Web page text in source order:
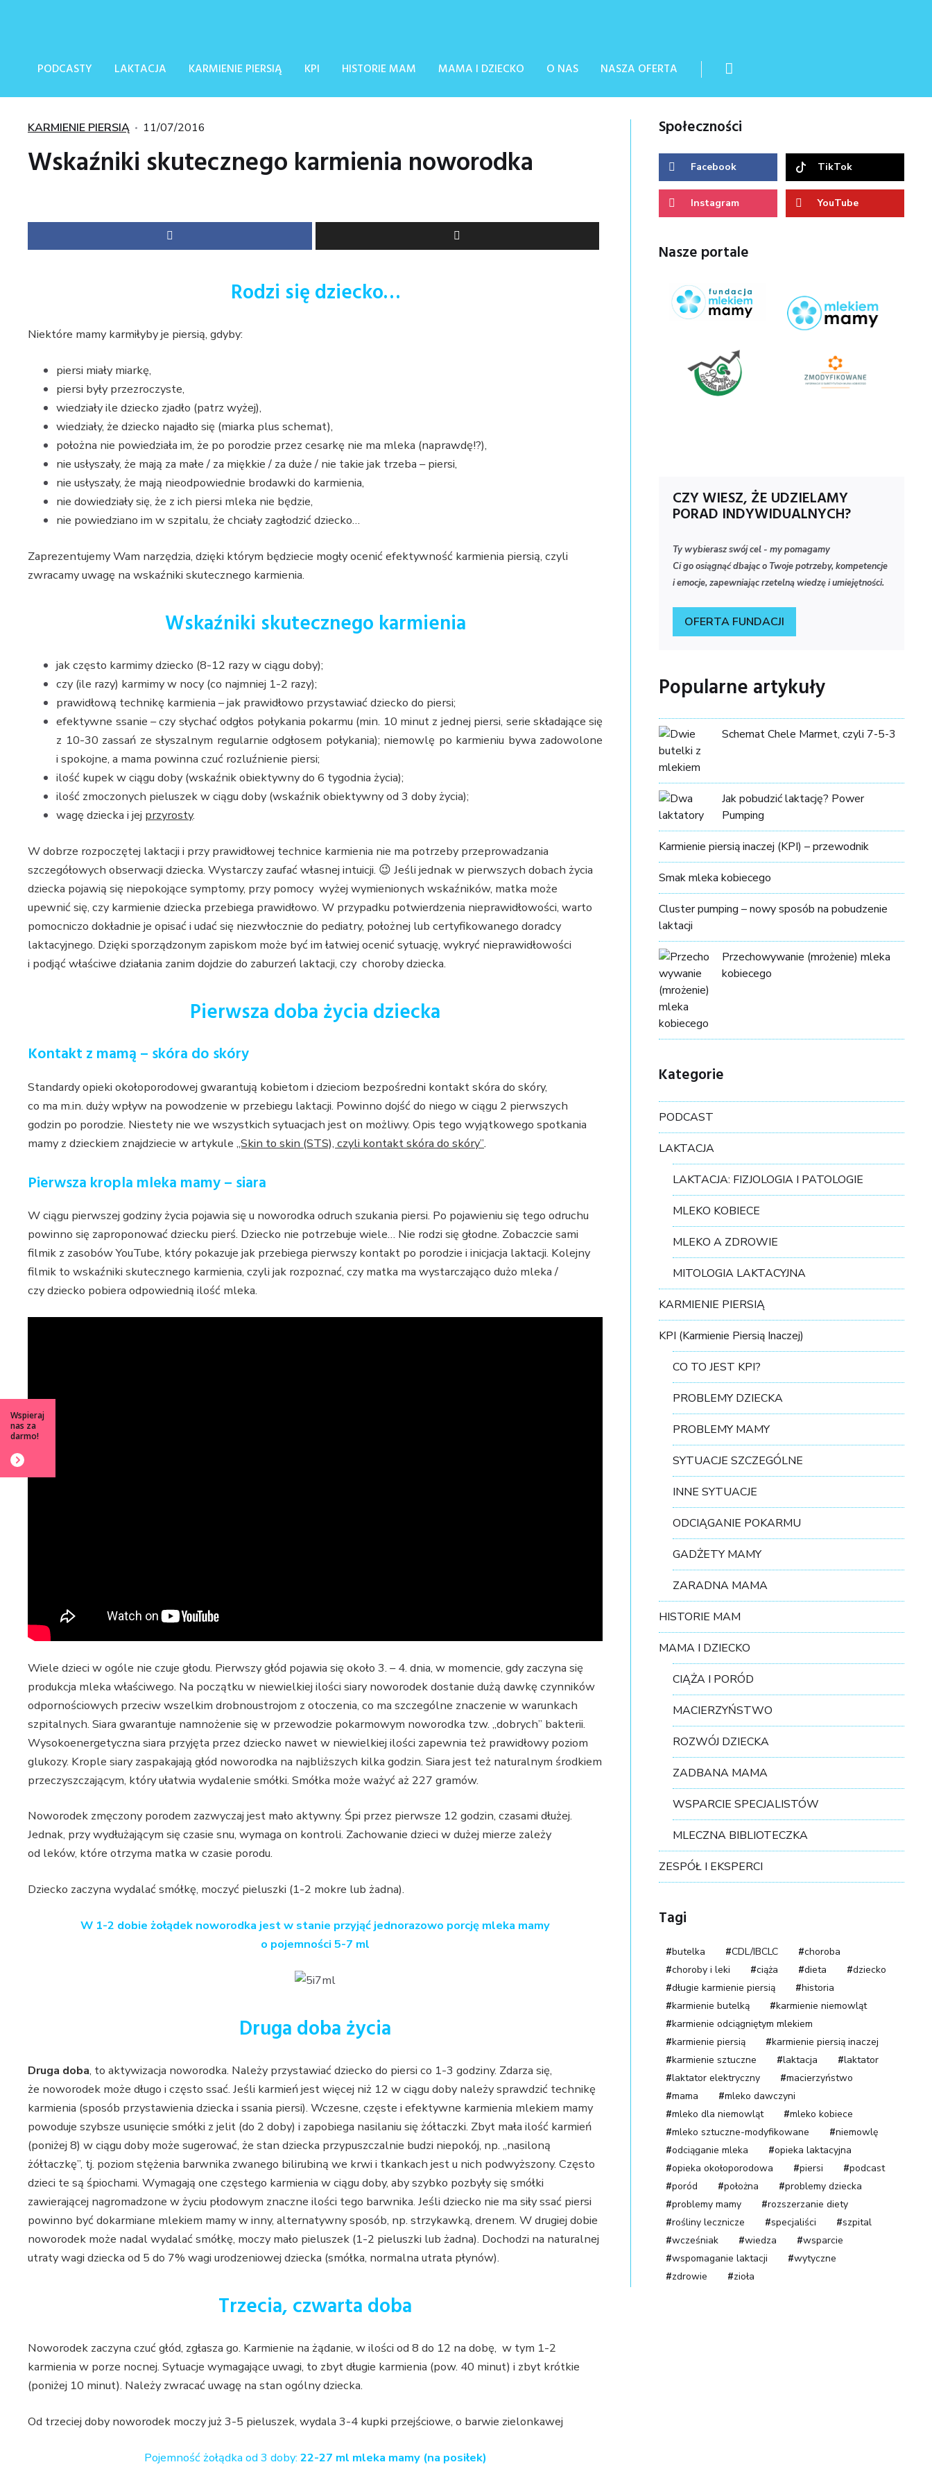
PODCASTY LAKTACJA KARMIENIE PIERSIĄ KPI HISTORIE MAM MAMA I DZIECKO O NAS NASZA OFERTA
Kategorie
KARMIENIE PIERSIĄ
Posted
11/07/2016
Wskaźniki skutecznego karmienia noworodka
Rodzi się dziecko…
Niektóre mamy karmiłyby je piersią, gdyby:
piersi miały miarkę,
piersi były przezroczyste,
wiedziały ile dziecko zjadło (patrz wyżej),
wiedziały, że dziecko najadło się (miarka plus schemat),
położna nie powiedziała im, że po porodzie przez cesarkę nie ma mleka (naprawdę!?),
nie usłyszały, że mają za małe / za miękkie / za duże / nie takie jak trzeba – piersi,
nie usłyszały, że mają nieodpowiednie brodawki do karmienia,
nie dowiedziały się, że z ich piersi mleka nie będzie,
nie powiedziano im w szpitalu, że chciały zagłodzić dziecko…
Zaprezentujemy Wam narzędzia, dzięki którym będziecie mogły ocenić efektywność karmienia piersią, czyli
zwracamy uwagę na wskaźniki skutecznego karmienia.
Wskaźniki skutecznego karmienia
jak często karmimy dziecko (8-12 razy w ciągu doby);
czy (ile razy) karmimy w nocy (co najmniej 1-2 razy);
prawidłową technikę karmienia – jak prawidłowo przystawiać dziecko do piersi;
efektywne ssanie – czy słychać odgłos połykania pokarmu (min. 10 minut z jednej piersi, serie składające się
z 10-30 zassań ze słyszalnym regularnie odgłosem połykania); niemowlę po karmieniu bywa zadowolone
i spokojne, a mama powinna czuć rozluźnienie piersi;
ilość kupek w ciągu doby (wskaźnik obiektywny do 6 tygodnia życia);
ilość zmoczonych pieluszek w ciągu doby (wskaźnik obiektywny od 3 doby życia);
wagę dziecka i jej przyrosty.
W dobrze rozpoczętej laktacji i przy prawidłowej technice karmienia nie ma potrzeby przeprowadzania
szczegółowych obserwacji dziecka. Wystarczy zaufać własnej intuicji. 😉 Jeśli jednak w pierwszych dobach życia
dziecka pojawią się niepokojące symptomy, przy pomocy wyżej wymienionych wskaźników, matka może
upewnić się, czy karmienie dziecka przebiega prawidłowo. W przypadku potwierdzenia nieprawidłowości, warto
pomocniczo dokładnie je opisać i udać się niezwłocznie do pediatry, położnej lub certyfikowanego doradcy
laktacyjnego. Dzięki sporządzonym zapiskom może być im łatwiej ocenić sytuację, wykryć nieprawidłowości
i podjąć właściwe działania zanim dojdzie do zaburzeń laktacji, czy choroby dziecka.
Pierwsza doba życia dziecka
Kontakt z mamą – skóra do skóry
Standardy opieki okołoporodowej gwarantują kobietom i dzieciom bezpośredni kontakt skóra do skóry,
co ma m.in. duży wpływ na powodzenie w przebiegu laktacji. Powinno dojść do niego w ciągu 2 pierwszych
godzin po porodzie. Niestety nie we wszystkich sytuacjach jest on możliwy. Opis tego wyjątkowego spotkania
mamy z dzieckiem znajdziecie w artykule „Skin to skin (STS), czyli kontakt skóra do skóry”.
Pierwsza kropla mleka mamy – siara
W ciągu pierwszej godziny życia pojawia się u noworodka odruch szukania piersi. Po pojawieniu się tego odruchu
powinno się zaproponować dziecku pierś. Dziecko nie potrzebuje wiele… Nie rodzi się głodne. Zobaczcie sami
filmik z zasobów YouTube, który pokazuje jak przebiega pierwszy kontakt po porodzie i inicjacja laktacji. Kolejny
filmik to wskaźniki skutecznego karmienia, czyli jak rozpoznać, czy matka ma wystarczająco dużo mleka /
czy dziecko pobiera odpowiednią ilość mleka.
Wiele dzieci w ogóle nie czuje głodu. Pierwszy głód pojawia się około 3. – 4. dnia, w momencie, gdy zaczyna się
produkcja mleka właściwego. Na początku w niewielkiej ilości siary noworodek dostanie dużą dawkę czynników
odpornościowych przeciw wszelkim drobnoustrojom z otoczenia, co ma szczególne znaczenie w warunkach
szpitalnych. Siara gwarantuje namnożenie się w przewodzie pokarmowym noworodka tzw. „dobrych” bakterii.
Wysokoenergetyczna siara przyjęta przez dziecko nawet w niewielkiej ilości zapewnia też prawidłowy poziom
glukozy. Krople siary zaspakajają głód noworodka na najbliższych kilka godzin. Siara jest też naturalnym środkiem
przeczyszczającym, który ułatwia wydalenie smółki. Smółka może ważyć aż 227 gramów.
Noworodek zmęczony porodem zazwyczaj jest mało aktywny. Śpi przez pierwsze 12 godzin, czasami dłużej.
Jednak, przy wydłużającym się czasie snu, wymaga on kontroli. Zachowanie dzieci w dużej mierze zależy
od leków, które otrzyma matka w czasie porodu.
Dziecko zaczyna wydalać smółkę, moczyć pieluszki (1-2 mokre lub żadna).
W 1-2 dobie żołądek noworodka jest w stanie przyjąć jednorazowo porcję mleka mamy
o pojemności 5-7 ml
Druga doba życia
Druga doba, to aktywizacja noworodka. Należy przystawiać dziecko do piersi co 1-3 godziny. Zdarza się,
że noworodek może długo i często ssać. Jeśli karmień jest więcej niż 12 w ciągu doby należy sprawdzić technikę
karmienia (sposób przystawienia dziecka i ssania piersi). Wczesne, częste i efektywne karmienia mlekiem mamy
powoduje szybsze usunięcie smółki z jelit (do 2 doby) i zapobiega nasilaniu się żółtaczki. Zbyt mała ilość karmień
(poniżej 8) w ciągu doby może sugerować, że stan dziecka przypuszczalnie budzi niepokój, np. „nasiloną
żółtaczkę”, tj. poziom stężenia barwnika zwanego bilirubiną we krwi i tkankach jest u nich podwyższony. Często
dzieci te są śpiochami. Wymagają one częstego karmienia w ciągu doby, aby szybko pozbyły się smółki
zawierającej nagromadzone w życiu płodowym znaczne ilości tego barwnika. Jeśli dziecko nie ma siły ssać piersi
powinno być dokarmiane mlekiem mamy w inny, alternatywny sposób, np. strzykawką, drenem. W drugiej dobie
noworodek może nadal wydalać smółkę, moczy mało pieluszek (1-2 pieluszki lub żadna). Dochodzi na naturalnej
utraty wagi dziecka od 5 do 7% wagi urodzeniowej dziecka (smółka, normalna utrata płynów).
Trzecia, czwarta doba
Noworodek zaczyna czuć głód, zgłasza go. Karmienie na żądanie, w ilości od 8 do 12 na dobę, w tym 1-2
karmienia w porze nocnej. Sytuacje wymagające uwagi, to zbyt długie karmienia (pow. 40 minut) i zbyt krótkie
(poniżej 10 minut). Należy zwracać uwagę na stan ogólny dziecka.
Od trzeciej doby noworodek moczy już 3-5 pieluszek, wydala 3-4 kupki przejściowe, o barwie zielonkawej
Pojemność żołądka od 3 doby:22-27 ml mleka mamy (na posiłek)
Społeczności
Facebook TikTok
Instagram YouTube
Nasze portale
CZY WIESZ, ŻE UDZIELAMY
PORAD INDYWIDUALNYCH?
Ty wybierasz swój cel - my pomagamy
Ci go osiągnąć dbając o Twoje potrzeby, kompetencje
i emocje, zapewniając rzetelną wiedzę i umiejętności.
OFERTA FUNDACJI
Popularne artykuły
Schemat Chele Marmet, czyli 7-5-3
Jak pobudzić laktację? Power
Pumping
Karmienie piersią inaczej (KPI) – przewodnik
Smak mleka kobiecego
Cluster pumping – nowy sposób na pobudzenie
laktacji
Przechowywanie (mrożenie) mleka
kobiecego
Kategorie
PODCAST
LAKTACJA
LAKTACJA: FIZJOLOGIA I PATOLOGIE
MLEKO KOBIECE
MLEKO A ZDROWIE
MITOLOGIA LAKTACYJNA
KARMIENIE PIERSIĄ
KPI (Karmienie Piersią Inaczej)
CO TO JEST KPI?
PROBLEMY DZIECKA
PROBLEMY MAMY
SYTUACJE SZCZEGÓLNE
INNE SYTUACJE
ODCIĄGANIE POKARMU
GADŻETY MAMY
ZARADNA MAMA
HISTORIE MAM
MAMA I DZIECKO
CIĄŻA I PORÓD
MACIERZYŃSTWO
ROZWÓJ DZIECKA
ZADBANA MAMA
WSPARCIE SPECJALISTÓW
MLECZNA BIBLIOTECZKA
ZESPÓŁ I EKSPERCI
Tagi
butelka CDL/IBCLC
choroba
choroby i leki
ciąża dieta
dziecko
długie karmienie piersią
historia
karmienie butelką
karmienie niemowląt
karmienie odciągniętym mlekiem
karmienie piersią
karmienie piersią inaczej
karmienie sztuczne
laktacja
laktator
laktator elektryczny
macierzyństwo
mama
mleko dawczyni
mleko dla niemowląt
mleko kobiece
mleko sztuczne-modyfikowane
niemowlę
odciąganie mleka
opieka laktacyjna
opieka okołoporodowa
piersi
podcast
poród
położna
problemy dziecka
problemy mamy
rozszerzanie diety
rośliny lecznicze
specjaliści
szpital
wcześniak
wiedza
wsparcie
wspomaganie laktacji
wytyczne
zdrowie
zioła
Wspieraj
nas za
darmo!